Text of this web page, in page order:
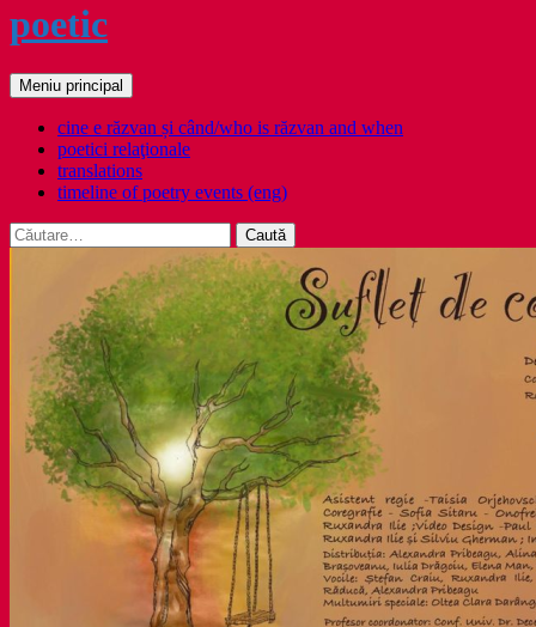
poetic
Caută
Meniu principal
cine e răzvan și când/who is răzvan and when
poetici relaţionale
translations
timeline of poetry events (eng)
Caută
după: